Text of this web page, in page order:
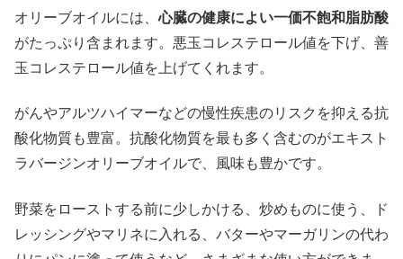
オリーブオイルには、心臓の健康によい一価不飽和脂肪酸
がたっぷり含まれます。悪玉コレステロール値を下げ、善
玉コレステロール値を上げてくれます。
がんやアルツハイマーなどの慢性疾患のリスクを抑える抗
酸化物質も豊富。抗酸化物質を最も多く含むのがエキスト
ラバージンオリーブオイルで、風味も豊かです。
野菜をローストする前に少しかける、炒めものに使う、ド
レッシングやマリネに入れる、バターやマーガリンの代わ